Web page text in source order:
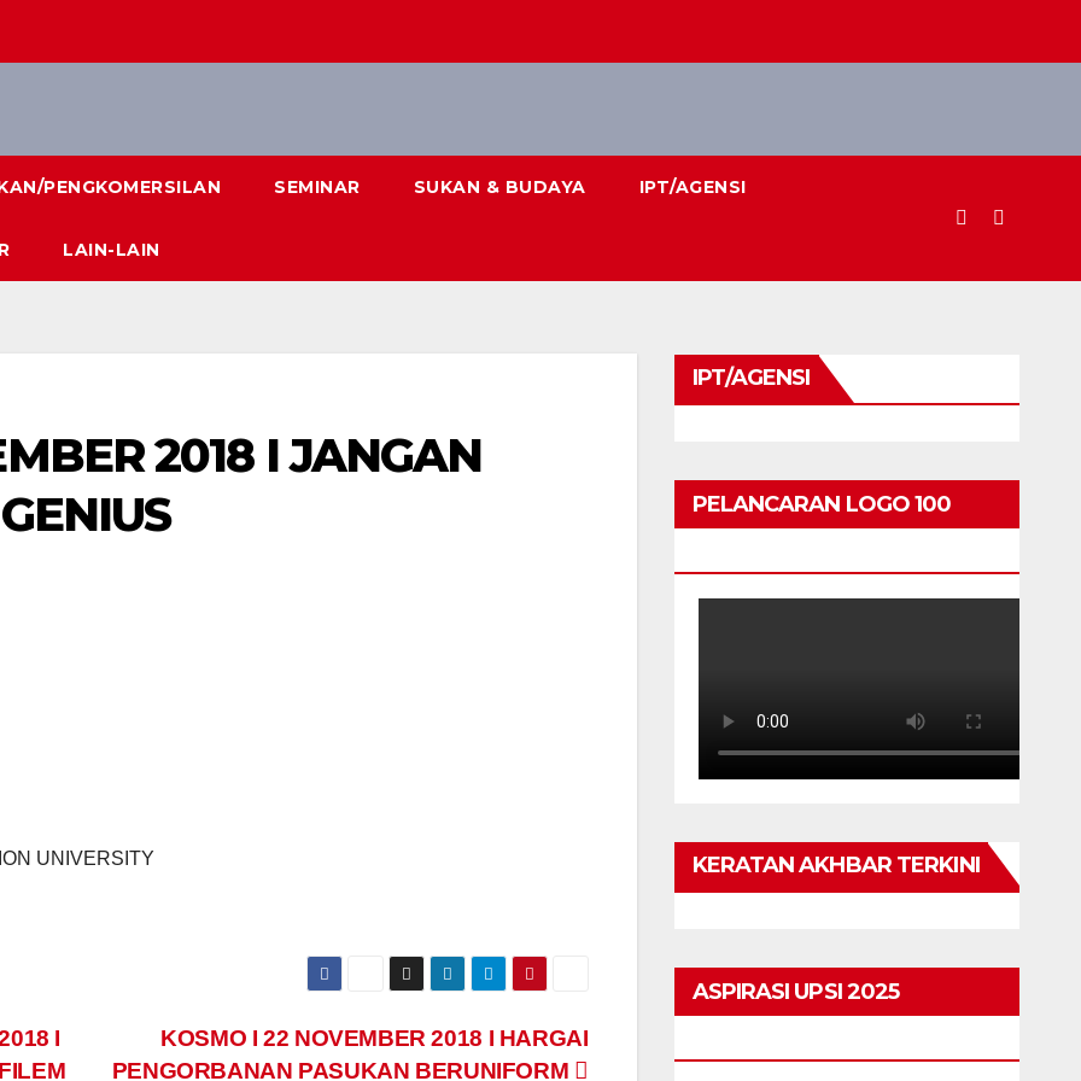
PENGKOMERSILAN SEMINAR SUKAN & BUDAYA IPT/AGENSI
LAIN-LAIN
2018 I JANGAN
UNIVERSITY
KOSMO I 22 NOVEMBER 2018 I HARGAI
PENGORBANAN PASUKAN BERUNIFORM
I
IPT/AGENSI
PELANCARAN LOGO 100
KERATAN AKHBAR TERKINI
ASPIRASI UPSI 2025